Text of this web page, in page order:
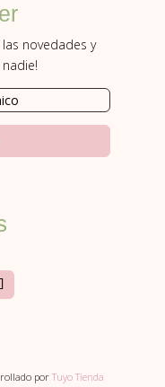
novedades y
porTuyo Tienda